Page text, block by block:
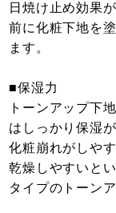
日焼け止め効果
前に化粧下地を
ます。
■保湿力
トーンアップ下
はしっかり保湿
化粧崩れがしや
乾燥しやすいと
タイプのトーン